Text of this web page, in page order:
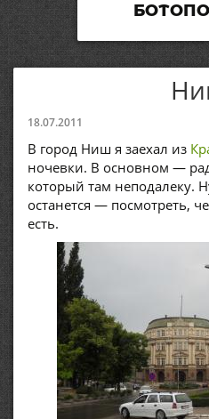
18.07.2011
В город Ниш я заехал из
ночевки. В основном —
который там неподалеку.
останется — посмотреть,
есть.